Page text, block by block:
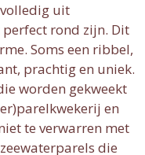
uit
rond zijn. Dit
Soms een ribbel,
prachtig en uniek.
worden gekweekt
en
te verwarren met
die